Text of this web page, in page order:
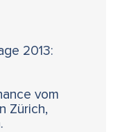
2013:
vom
Zürich,